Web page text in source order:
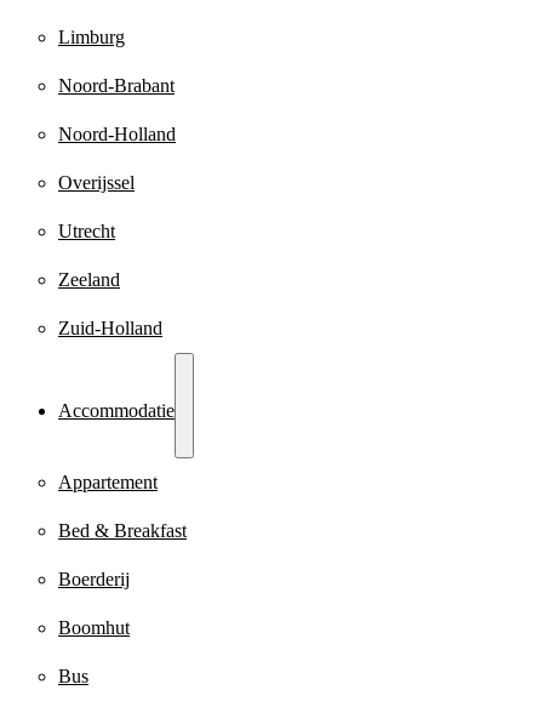
Limburg
Noord-Brabant
Noord-Holland
Overijssel
Utrecht
Zeeland
Zuid-Holland
Accommodatie
Appartement
Bed & Breakfast
Boerderij
Boomhut
Bus